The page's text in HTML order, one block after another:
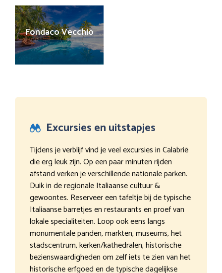
Fondaco Vecchio
Excursies en uitstapjes
Tijdens je verblijf vind je veel excursies in Calabrië
die erg leuk zijn. Op een paar minuten rijden
afstand verken je verschillende nationale parken.
Duik in de regionale Italiaanse cultuur &
gewoontes. Reserveer een tafeltje bij de typische
Italiaanse barretjes en restaurants en proef van
lokale specialiteiten. Loop ook eens langs
monumentale panden, markten, museums, het
stadscentrum, kerken/kathedralen, historische
bezienswaardigheden om zelf iets te zien van het
historische erfgoed en de typische dagelijkse